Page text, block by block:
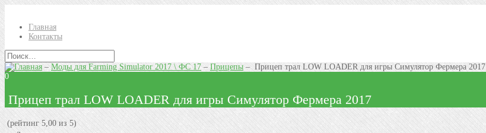
Главная
Контакты
–Моды для Farming Simulator 2017 \ ФС 17– Прицепы – Прицеп трал LOW LOADER для игры Симулятор Фермера 2017
0
Прицеп трал LOW LOADER для игры Симулятор Фермера 2017
(рейтинг 5,00 из 5)